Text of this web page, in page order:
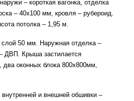
– короткая вагонка, отделка
– 40х100 мм, кровля – рубероид.
потолка – 1,95 м.
слой 50 мм. Наружная отделка –
– ДВП. Крыша застилается
оконных блока 800х800мм,
и внешней обшивки –